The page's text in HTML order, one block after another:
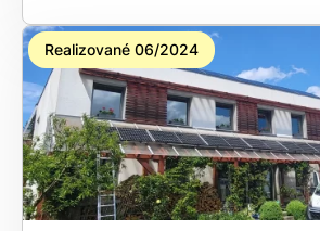
Realizované 06/2024